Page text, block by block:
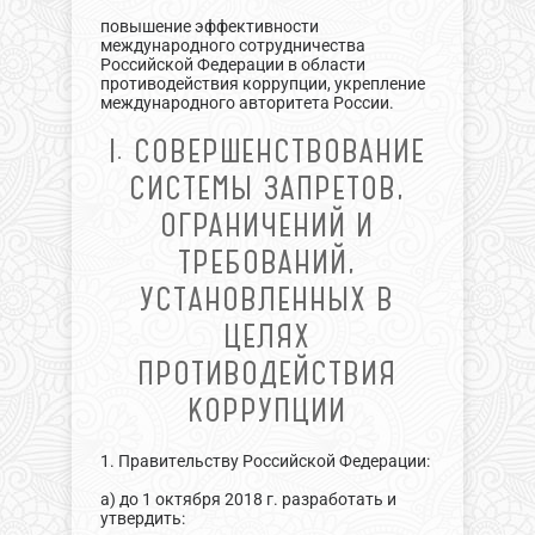
повышение эффективности
международного сотрудничества
Российской Федерации в области
противодействия коррупции, укрепление
международного авторитета России.
I. СОВЕРШЕНСТВОВАНИЕ
СИСТЕМЫ ЗАПРЕТОВ,
ОГРАНИЧЕНИЙ И
ТРЕБОВАНИЙ,
УСТАНОВЛЕННЫХ В
ЦЕЛЯХ
ПРОТИВОДЕЙСТВИЯ
КОРРУПЦИИ
1. Правительству Российской Федерации:
а) до 1 октября 2018 г. разработать и
утвердить: